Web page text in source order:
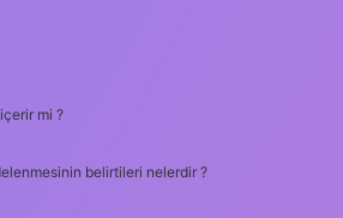
mi ?
belirtileri nelerdir ?